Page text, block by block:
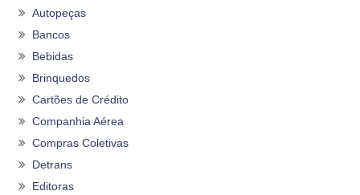
Autopeças
Bancos
Bebidas
Brinquedos
Cartões de Crédito
Companhia Aérea
Compras Coletivas
Detrans
Editoras